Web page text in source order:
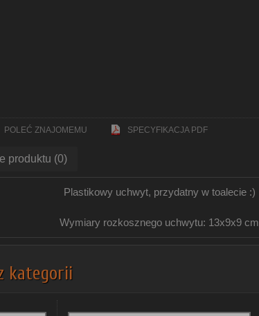
POLEĆ ZNAJOMEMU SPECYFIKACJA PDF
produktu (0)
Plastikowy uchwyt, przydatny w toalecie :)
Wymiary rozkosznego uchwytu: 13x9x9 cm
kategorii